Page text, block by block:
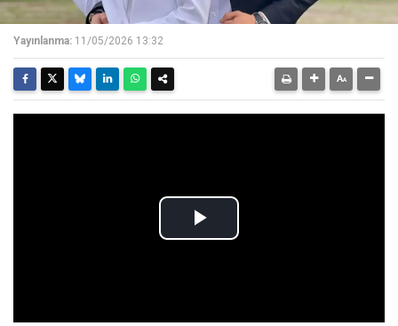
Yayınlanma: 11/05/2026 13:32